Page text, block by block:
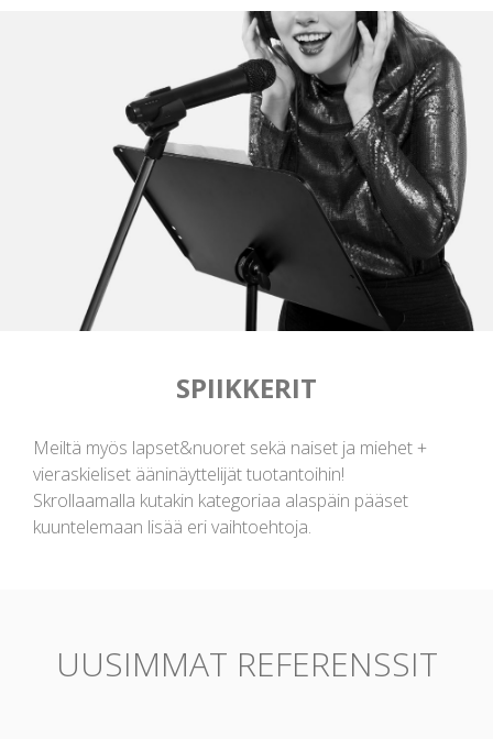
SPIIKKERIT
Meiltä myös lapset&nuoret sekä naiset ja miehet +
vieraskieliset ääninäyttelijät tuotantoihin!
Skrollaamalla kutakin kategoriaa alaspäin pääset
kuuntelemaan lisää eri vaihtoehtoja.
UUSIMMAT REFERENSSIT